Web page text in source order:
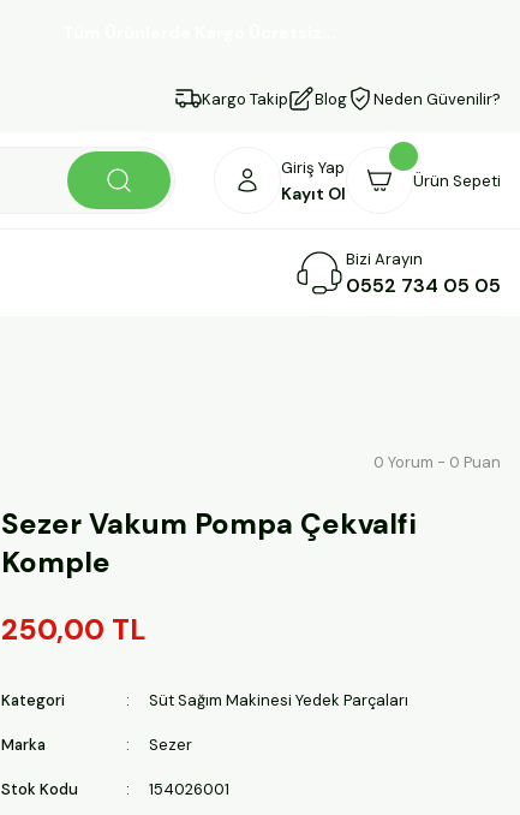
Kargo Takip Blog Neden Güvenilir?
Giriş Yap
Kayıt Ol
Ürün Sepeti
Bizi Arayın
0552 734 05 05
0 Yorum - 0 Puan
Sezer Vakum Pompa Çekvalfi
Komple
250,00 TL
Kategori Süt Sağım Makinesi Yedek Parçaları
Marka Sezer
Stok Kodu 154026001